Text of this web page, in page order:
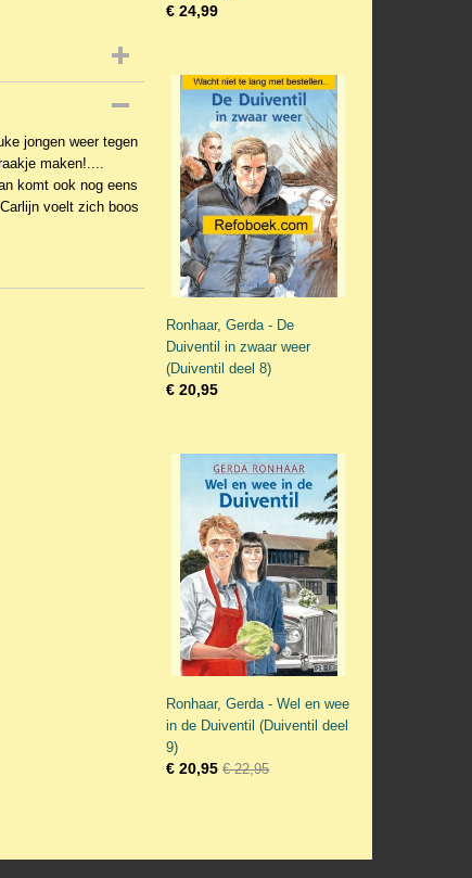
jongen weer tegen
maken!....
komt ook nog eens
voelt zich boos
€ 24,99
Ronhaar, Gerda - De
Duiventil in zwaar weer
(Duiventil deel 8)
€ 20,95
Ronhaar, Gerda - Wel en wee
in de Duiventil (Duiventil deel
9)
€ 20,95 € 22,95